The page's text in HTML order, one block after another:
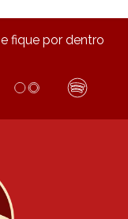
fique por dentro